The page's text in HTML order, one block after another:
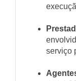
serviço